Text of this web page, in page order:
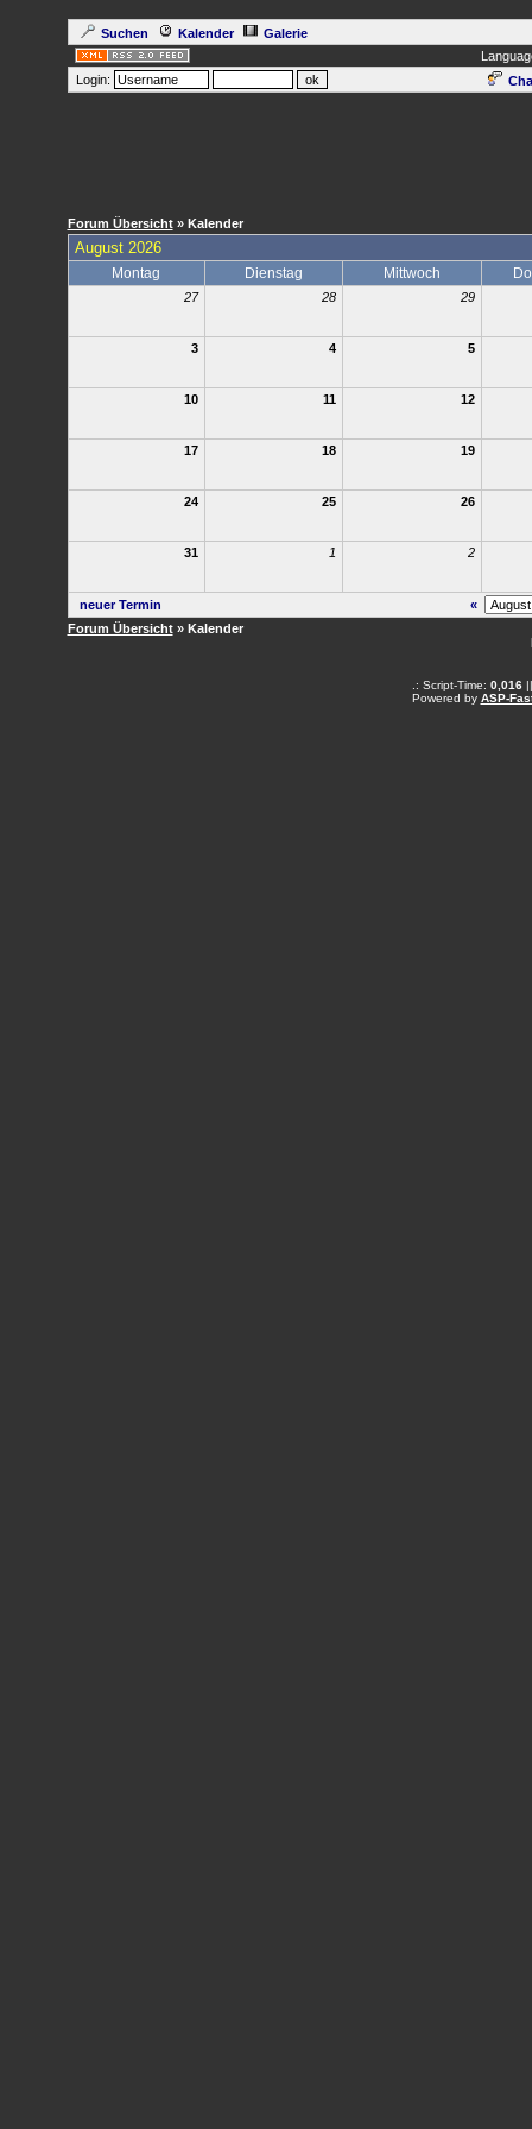
Suchen Kalender
Galerie
Login:
Forum Übersicht» Kalender
August 2026
Montag Dienstag Mittwoch
27 28 29
3 4 5
10 11 12
17 18 19
24 25 26
31 1 2
neuer Termin
«
Forum Übersicht» Kalender
.: Script-Time: 0,016||
Powered by ASP-